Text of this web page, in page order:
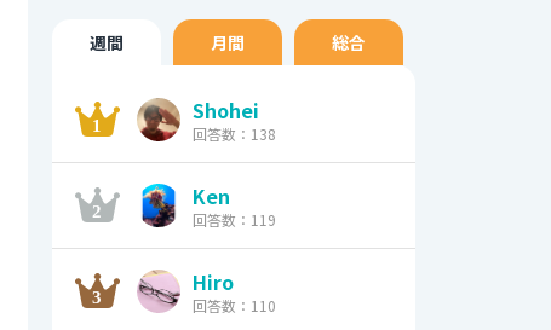
週間 月間 総合
Shohei
回答数：138
Ken
回答数：119
Hiro
回答数：110